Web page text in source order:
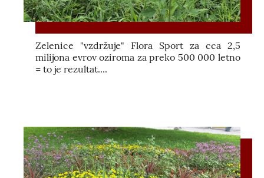
Zelenice "vzdržuje" Flora Sport za cca 2,5
milijona evrov oziroma za preko 500 000 letno
= to je rezultat....